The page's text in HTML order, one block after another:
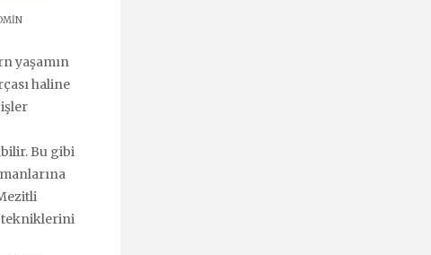
yaşamın
haline
Bu gibi
tekniklerini